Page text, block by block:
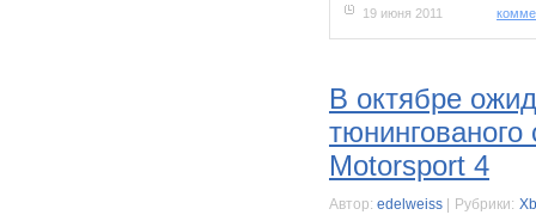
19 июня 2011
В октябре
Motorsport 4
Автор: edelweiss Рубрики: